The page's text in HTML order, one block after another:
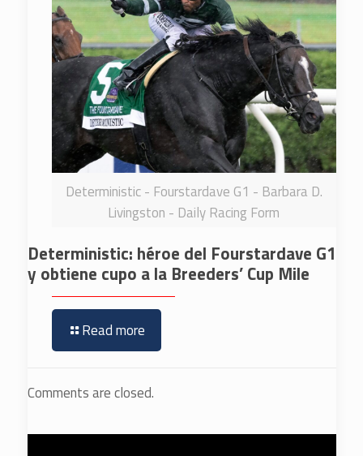
Deterministic - Fourstardave G1 - Barbara D.
Livingston - Daily Racing Form
Deterministic: héroe del Fourstardave G1
y obtiene cupo a la Breeders’ Cup Mile
Read more
Comments are closed.